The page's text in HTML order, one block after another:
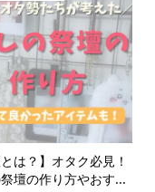
とは？】オタク必見！
壇の作り方やおす...